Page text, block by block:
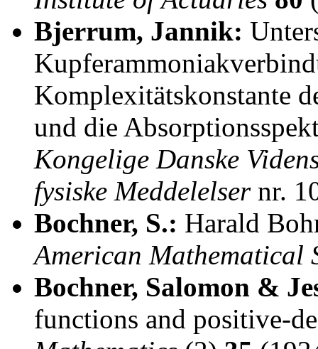
Bjerrum, Jannik:
Komplexitätskonstante
und die
Kongelige Danske
fysiske Meddelelsernr.
Bochner, S.: Harald
American Mathematical
Bochner, Salomon &
functions and positive-